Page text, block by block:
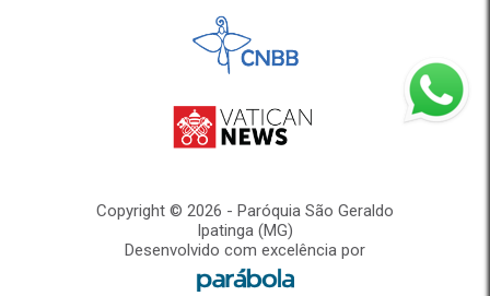
Copyright © 2026 - Paróquia São Geraldo
Ipatinga (MG)
Desenvolvido com excelência por